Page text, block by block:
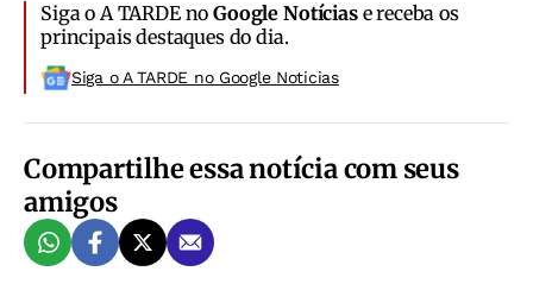
Siga o A TARDE noGoogle Notíciase receba os
principais destaques do dia.
Siga o A TARDE no Google Noticias
Compartilhe essa notícia com seus
amigos